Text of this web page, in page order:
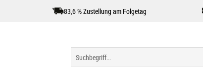
83,6 % Zustellung am Folgetag